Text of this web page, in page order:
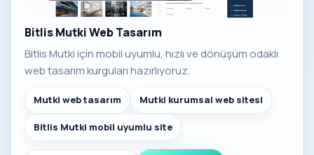
Bitlis Mutki Web Tasarım
Bitlis Mutki için mobil uyumlu, hızlı ve dönüşüm odaklı
web tasarım kurguları hazırlıyoruz.
Mutki web tasarım Mutki kurumsal web sitesi
Bitlis Mutki mobil uyumlu site